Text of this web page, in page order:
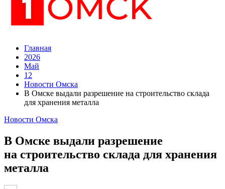
Главная
2026
Май
12
Новости Омска
В Омске выдали разрешение на строительство склада
для хранения металла
Новости Омска
В Омске выдали разрешение
на строительство склада для хранения
металла